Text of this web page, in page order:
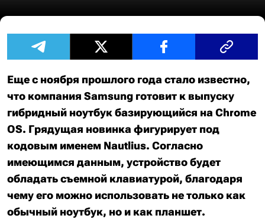
Еще с ноября прошлого года стало известно,
что компания Samsung готовит к выпуску
гибридный ноутбук базирующийся на Chrome
OS. Грядущая новинка фигурирует под
кодовым именем Nautlius. Согласно
имеющимся данным, устройство будет
обладать съемной клавиатурой, благодаря
чему его можно использовать не только как
обычный ноутбук, но и как планшет.